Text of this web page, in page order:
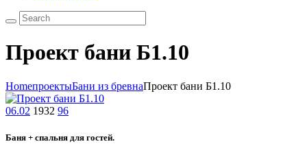
Проект бани Б1.10
HomeпроектыБани из бревнаПроект бани Б1.10
06.02 1932 96
Баня + спальня для гостей.